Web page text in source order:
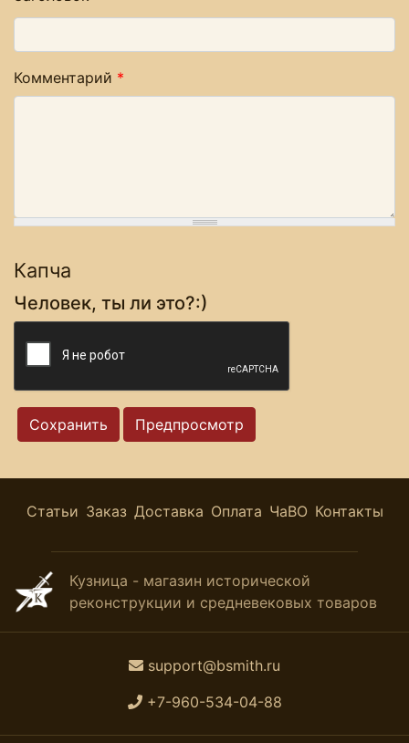
Комментарий *
Капча
Человек, ты ли это?:)
Статьи Заказ Доставка Оплата ЧаВО Контакты
Кузница - магазин исторической
реконструкции и средневековых товаров
support@bsmith.ru
+7-960-534-04-88